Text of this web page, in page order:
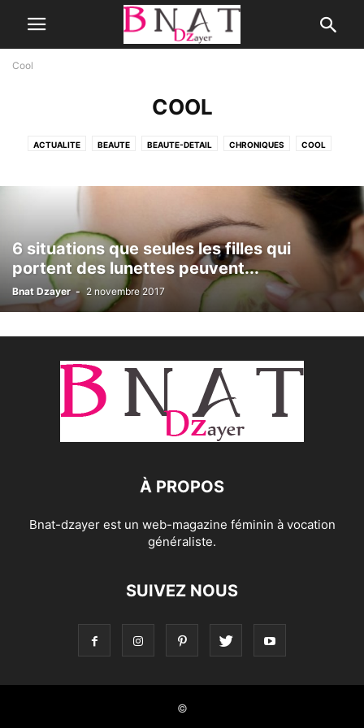
Cool
COOL
ACTUALITE BEAUTE BEAUTE-DETAIL CHRONIQUES COOL
MODE NON CLASSÉ PEOPLE SANTÉ SÉRIES
6 situations que seules les filles qui
portent des lunettes peuvent...
Bnat Dzayer - 2 novembre 2017
À PROPOS
Bnat-dzayer est un web-magazine féminin à vocation
généraliste.
SUIVEZ NOUS
©